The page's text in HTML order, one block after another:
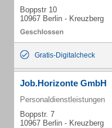
Boppstr 10
10967 Berlin - Kreuzberg
Gratis-Digitalcheck
Job.Horizonte GmbH
Personaldienstleistungen
Boppstr. 7
10967 Berlin - Kreuzberg